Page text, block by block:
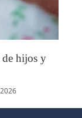
de hijos y